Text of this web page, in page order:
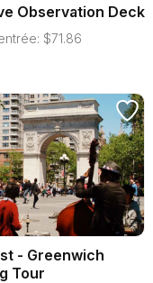
Observation Deck
$71.86
- Greenwich
Tour